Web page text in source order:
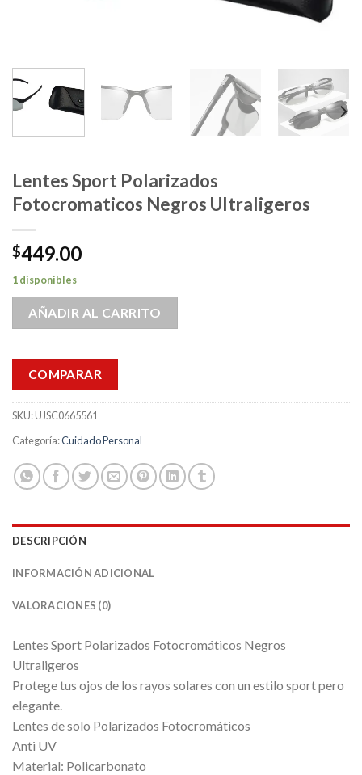
Lentes Sport Polarizados
Fotocromaticos Negros Ultraligeros
$449.00
1 disponibles
AÑADIR AL CARRITO
COMPARAR
SKU:UJSC0665561
Categoría:Cuidado Personal
DESCRIPCIÓN
INFORMACIÓN ADICIONAL
VALORACIONES (0)
Lentes Sport Polarizados Fotocromáticos Negros
Ultraligeros
Protege tus ojos de los rayos solares con un estilo sport pero
elegante.
Lentes de solo Polarizados Fotocromáticos
Anti UV
Material: Policarbonato